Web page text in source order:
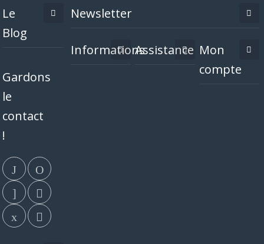
Le
Blog
Gardons
le
contact
!
Newsletter
InformationsAssistance Mon
compte